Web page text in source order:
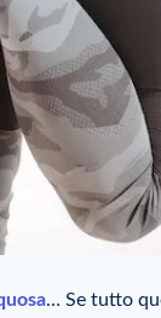
… Se tutto